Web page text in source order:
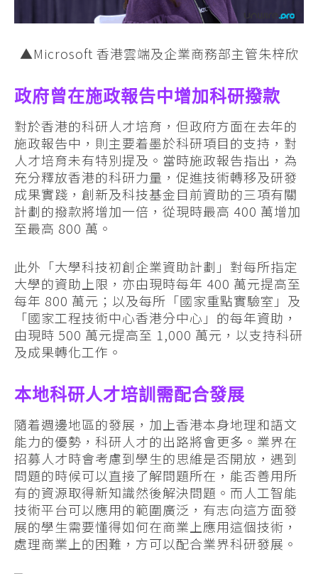
▲Microsoft 香港雲端及企業商務部主管朱梓欣
政府曾在施政報告中增加科研撥款
對於香港的科研人才培育，但政府方面在去年的
施政報告中，則主要着墨於科研項目的支持，對
人才培育未有特別提及。當時施政報告指出，為
充分釋放香港的科研力量，促進技術轉移及研發
成果實踐，創新及科技基金目前資助的三項有關
計劃的撥款將增加一倍，從現時最高 400 萬增加
至最高 800 萬。
此外「大學科技初創企業資助計劃」對每所指定
大學的資助上限，亦由現時每年 400 萬元提高至
每年 800 萬元；以及每所「國家重點實驗室」及
「國家工程技術中心香港分中心」的每年資助，
由現時 500 萬元提高至 1,000 萬元，以支持科研
及成果轉化工作。
本地科研人才培訓需配合發展
隨着週邊地區的發展，加上香港本身地理和語文
能力的優勢，科研人才的出路將會更多。業界在
招募人才時會考慮到學生的思維是否開放，遇到
問題的時候可以直接了解問題所在，能否善用所
有的資源取得新知識然後解決問題。而人工智能
技術平台可以應用的範圍廣泛，有志向這方面發
展的學生需要懂得如何在商業上應用這個技術，
處理商業上的困難，方可以配合業界科研發展。